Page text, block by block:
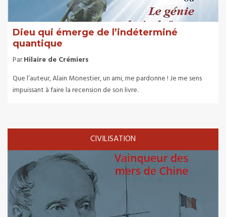
Dieu qui émerge de l’indéterminé
quantique
ParHilaire de Crémiers
Que l’auteur, Alain Monestier, un ami, me pardonne ! Je me sens
impuissant à faire la recension de son livre.
CIVILISATION